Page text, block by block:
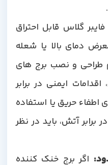
گلاس قابل احتراق
بالا یا شعله
و نصب برج های
ایمنی در برابر
حریق یا استفاده
آتش، باید در نظر
برج خنک کننده